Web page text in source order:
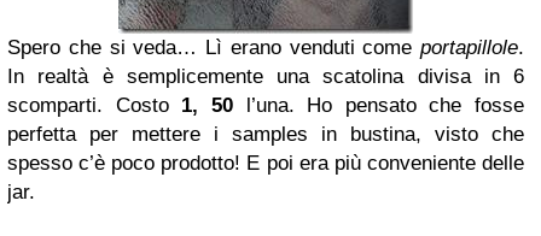
Spero che si veda… Lì erano venduti come portapillole.
In realtà è semplicemente una scatolina divisa in 6
scomparti. Costo 1, 50l’una. Ho pensato che fosse
perfetta per mettere i samples in bustina, visto che
spesso c’è poco prodotto! E poi era più conveniente delle
jar.